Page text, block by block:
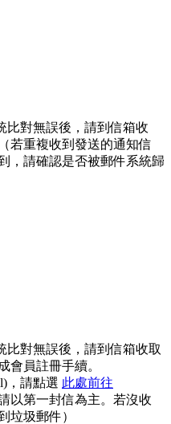
比對無誤後，請到信箱收
若重複收到發送的通知信
，請確認是否被郵件系統歸
比對無誤後，請到信箱收取
會員註冊手續。
，請點選 此處前往
以第一封信為主。若沒收
垃圾郵件）